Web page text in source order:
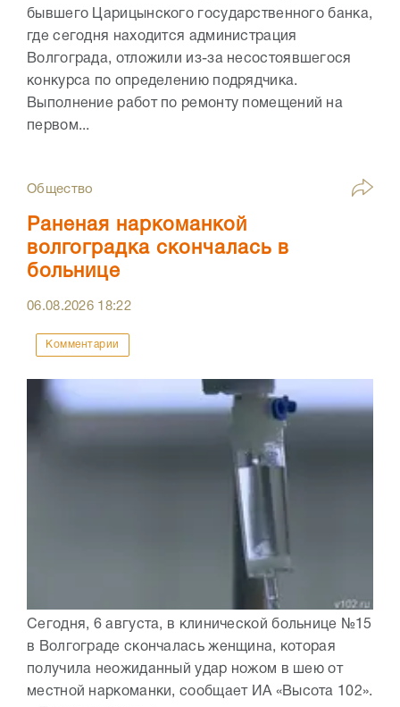
бывшего Царицынского государственного банка,
где сегодня находится администрация
Волгограда, отложили из-за несостоявшегося
конкурса по определению подрядчика.
Выполнение работ по ремонту помещений на
первом...
Общество
Раненая наркоманкой
волгоградка скончалась в
больнице
06.08.2026 18:22
Комментарии
Сегодня, 6 августа, в клинической больнице №15
в Волгограде скончалась женщина, которая
получила неожиданный удар ножом в шею от
местной наркоманки, сообщает ИА «Высота 102».